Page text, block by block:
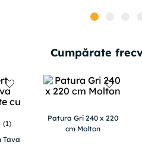
Cumpărate
(1)
Tava
Patura Gri 240 x 220
cm Molton